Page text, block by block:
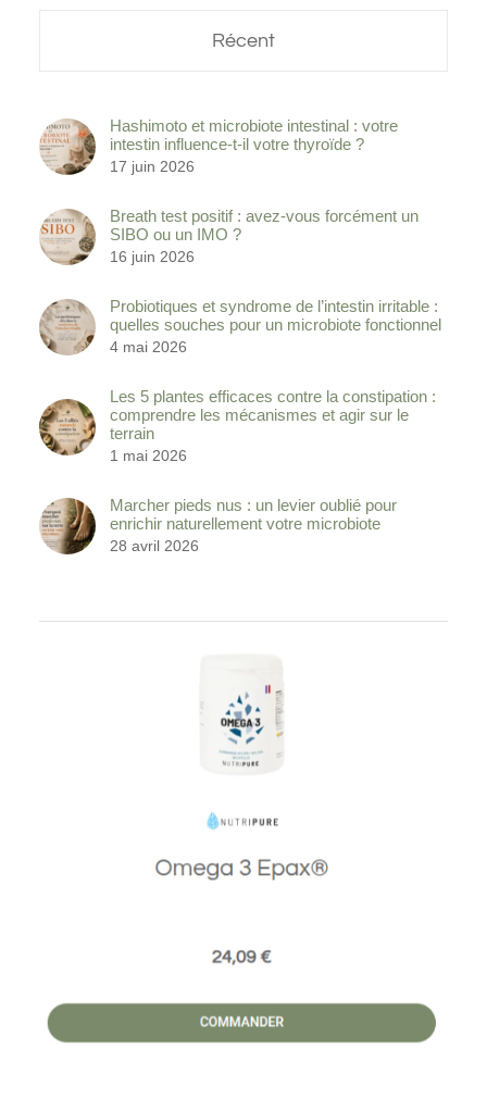
Récent
Hashimoto et microbiote intestinal : votre
intestin influence-t-il votre thyroïde ?
17 juin 2026
Breath test positif : avez-vous forcément un
SIBO ou un IMO ?
16 juin 2026
Probiotiques et syndrome de l’intestin irritable :
quelles souches pour un microbiote fonctionnel
4 mai 2026
Les 5 plantes efficaces contre la constipation :
comprendre les mécanismes et agir sur le
terrain
1 mai 2026
Marcher pieds nus : un levier oublié pour
enrichir naturellement votre microbiote
28 avril 2026